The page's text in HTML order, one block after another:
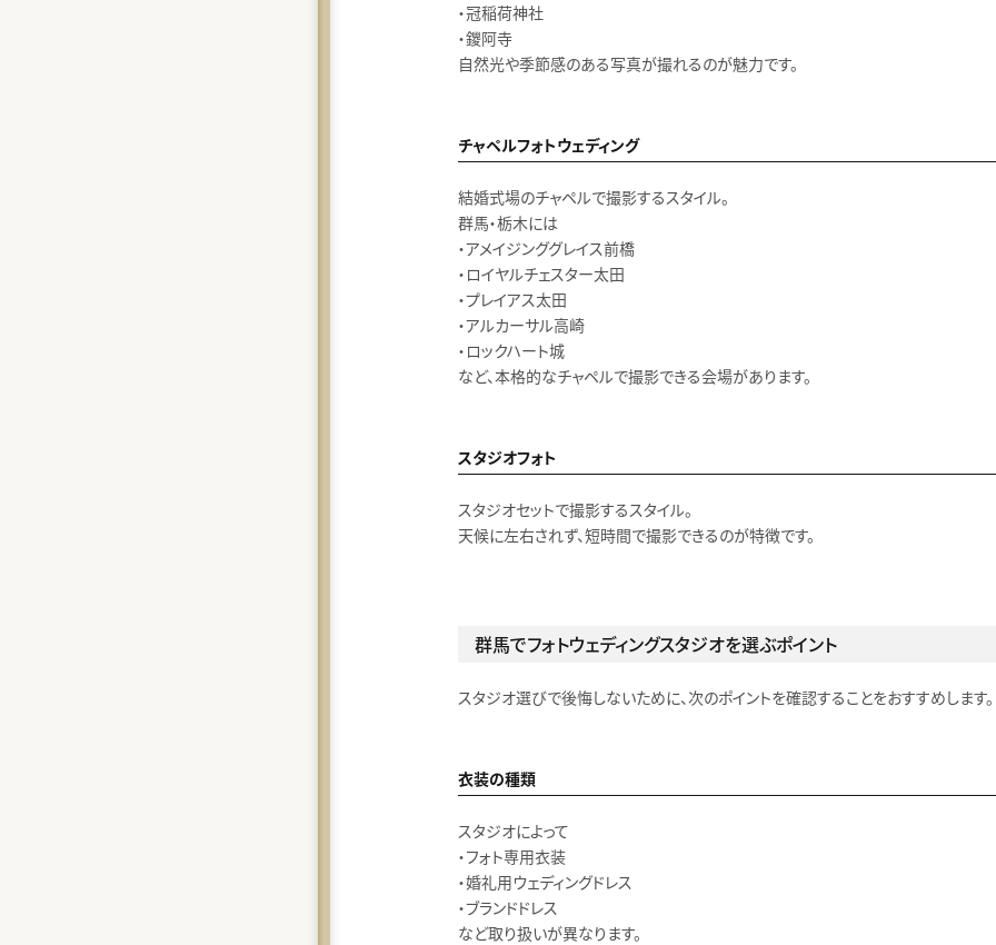
・冠稲荷神社
・鑁阿寺
自然光や季節感のある写真が撮れるのが魅力です。
チャペルフォトウェディング
結婚式場のチャペルで撮影するスタイル。
群馬・栃木には
・アメイジンググレイス前橋
・ロイヤルチェスター太田
・プレイアス太田
・アルカーサル高崎
・ロックハート城
など、本格的なチャペルで撮影できる会場があります。
スタジオフォト
スタジオセットで撮影するスタイル。
天候に左右されず、短時間で撮影できるのが特徴です。
群馬でフォトウェディングスタジオを選ぶポイント
スタジオ選びで後悔しないために、次のポイントを確認することをおすすめします。
衣装の種類
スタジオによって
・フォト専用衣装
・婚礼用ウェディングドレス
・ブランドドレス
など取り扱いが異なります。